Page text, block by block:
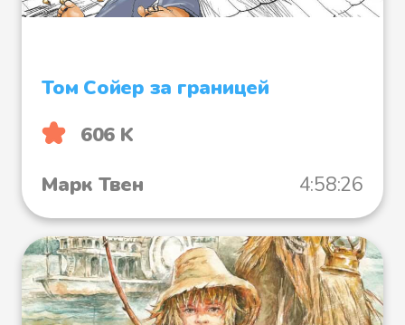
Том Сойер за границей
606 K
Марк Твен
4:58:26